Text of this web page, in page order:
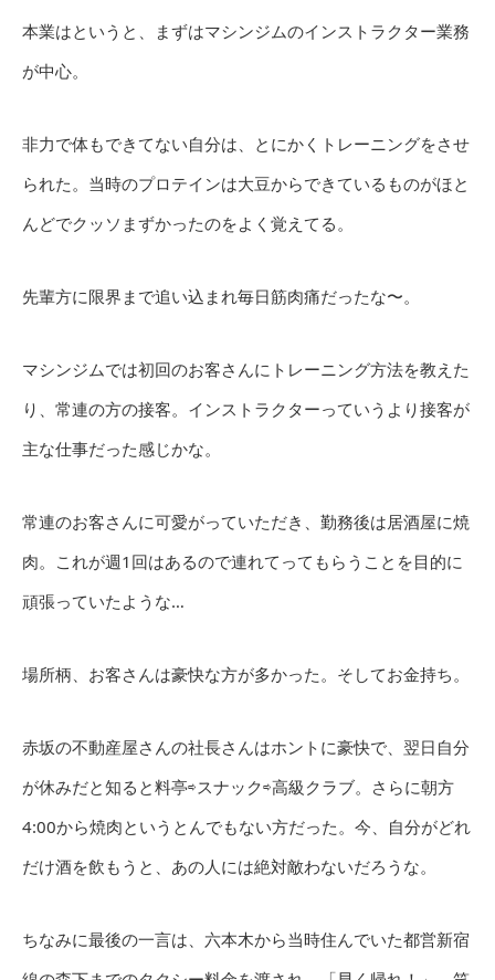
本業はというと、まずはマシンジムのインストラクター業務
が中心。
非力で体もできてない自分は、とにかくトレーニングをさせ
られた。当時のプロテインは大豆からできているものがほと
んどでクッソまずかったのをよく覚えてる。
先輩方に限界まで追い込まれ毎日筋肉痛だったな〜。
マシンジムでは初回のお客さんにトレーニング方法を教えた
り、常連の方の接客。インストラクターっていうより接客が
主な仕事だった感じかな。
常連のお客さんに可愛がっていただき、勤務後は居酒屋に焼
肉。これが週1回はあるので連れてってもらうことを目的に
頑張っていたような…
場所柄、お客さんは豪快な方が多かった。そしてお金持ち。
赤坂の不動産屋さんの社長さんはホントに豪快で、翌日自分
が休みだと知ると料亭⇨スナック⇨高級クラブ。さらに朝方
4:00から焼肉というとんでもない方だった。今、自分がどれ
だけ酒を飲もうと、あの人には絶対敵わないだろうな。
ちなみに最後の一言は、六本木から当時住んでいた都営新宿